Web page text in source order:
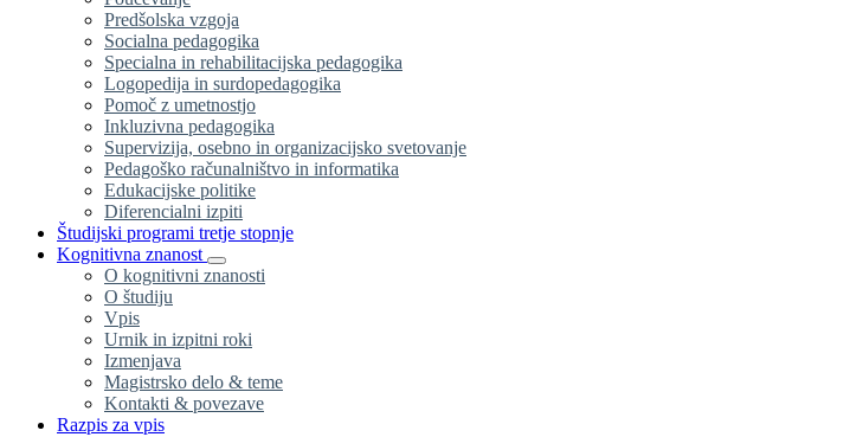
Predšolska vzgoja
Socialna pedagogika
Specialna in rehabilitacijska pedagogika
Logopedija in surdopedagogika
Pomoč z umetnostjo
Inkluzivna pedagogika
Supervizija, osebno in organizacijsko svetovanje
Pedagoško računalništvo in informatika
Edukacijske politike
Diferencialni izpiti
Študijski programi tretje stopnje
Kognitivna znanost
O kognitivni znanosti
O študiju
Vpis
Urnik in izpitni roki
Izmenjava
Magistrsko delo & teme
Kontakti & povezave
Razpis za vpis